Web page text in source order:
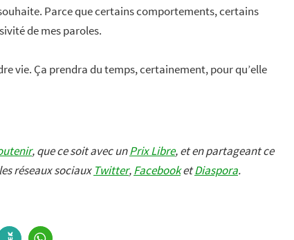
Parce que certains comportements, certains
de mes paroles.
vie. Ça prendra du temps, certainement, pour qu’elle
, que ce soit avec unPrix Libre, et en partageant ce
réseaux sociaux Twitter,FacebooketDiaspora.